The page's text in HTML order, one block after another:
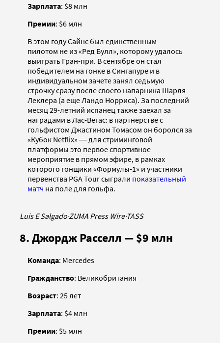
Зарплата: $8 млн
Премии: $6 млн
В этом году Сайнс был единственным
пилотом не из «Ред Булл», которому удалось
выиграть Гран-при. В сентябре он стал
победителем на гонке в Сингапуре и в
индивидуальном зачете занял седьмую
строчку сразу после своего напарника Шарля
Леклера (а еще Ландо Норриса). За последний
месяц 29-летний испанец также заехал за
наградами в Лас-Вегас: в партнерстве с
гольфистом Джастином Томасом он боролся за
«Кубок Netflix» ― для стриминговой
платформы это первое спортивное
мероприятие в прямом эфире, в рамках
которого гонщики «Формулы-1» и участники
первенства PGA Tour сыграли показательный
матч на поле для гольфа.
Luis E Salgado·ZUMA Press Wire·TASS
8. Джордж Расселл — $9 млн
Команда: Mercedes
Гражданство: Великобритания
Возраст: 25 лет
Зарплата: $4 млн
Премии: $5 млн